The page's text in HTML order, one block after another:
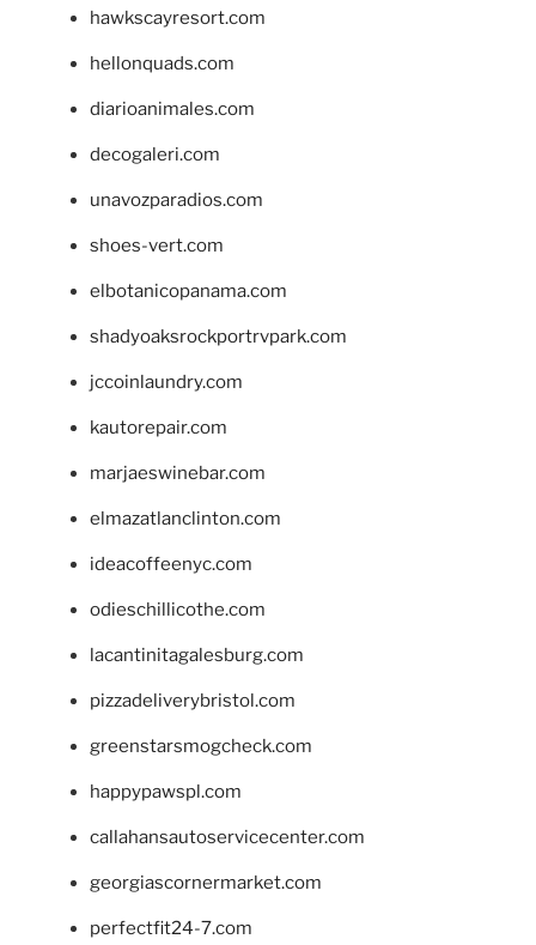
hawkscayresort.com
hellonquads.com
diarioanimales.com
decogaleri.com
unavozparadios.com
shoes-vert.com
elbotanicopanama.com
shadyoaksrockportrvpark.com
jccoinlaundry.com
kautorepair.com
marjaeswinebar.com
elmazatlanclinton.com
ideacoffeenyc.com
odieschillicothe.com
lacantinitagalesburg.com
pizzadeliverybristol.com
greenstarsmogcheck.com
happypawspl.com
callahansautoservicecenter.com
georgiascornermarket.com
perfectfit24-7.com